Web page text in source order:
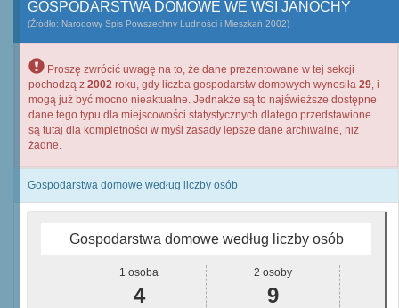
GOSPODARSTWA DOMOWE WE WSI JANOCHY
(Źródło: Narodowy Spis Powszechny Ludności i Mieszkań 2002)
Proszę zwrócić uwagę na to, że dane prezentowane w tej sekcji
pochodzą z 2002 roku, gdy liczba gospodarstw domowych wynosiła 29, i
mogą już być mocno nieaktualne. Jednakże są to najświeższe dostępne
dane tego typu dla miejscowości statystycznych dlatego przedstawione
są tutaj dla kompletności w myśl zasady lepsze dane archiwalne, niż
żadne.
Gospodarstwa domowe według liczby osób
Gospodarstwa domowe według liczby osób
1 osoba
4
2 osoby
9